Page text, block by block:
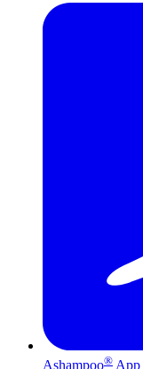
Ashampoo® App